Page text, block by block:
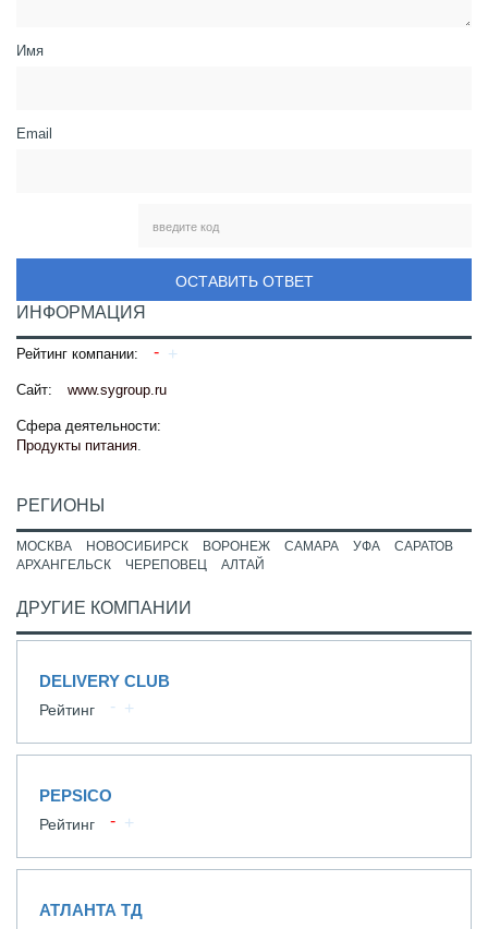
Имя
Email
ОСТАВИТЬ ОТВЕТ
ИНФОРМАЦИЯ
Рейтинг компании:
Сайт: www.sygroup.ru
Сфера деятельности:
Продукты питания.
РЕГИОНЫ
МОСКВА НОВОСИБИРСК ВОРОНЕЖ САМАРА УФА
САРАТОВ
АРХАНГЕЛЬСК
ЧЕРЕПОВЕЦ АЛТАЙ
ДРУГИЕ КОМПАНИИ
DELIVERY CLUB
Рейтинг
PEPSICO
Рейтинг
АТЛАНТА ТД